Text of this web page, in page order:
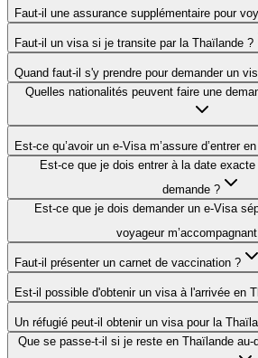
Faut-il une assurance supplémentaire pour
Faut-il un visa si je transite par la Thaïlande ?
Quand faut-il s'y prendre pour demander un
Quelles nationalités peuvent faire une
Est-ce qu’avoir un e-Visa m’assure d’entrer
Est-ce que je dois entrer à la date
demande ?
Est-ce que je dois demander un e-Visa
voyageur
Faut-il présenter un carnet de vaccination ?
Est-il possible d'obtenir un visa à l'arrivée en
Un réfugié peut-il obtenir un visa pour la
Que se passe-t-il si je reste en Thaïlande au-